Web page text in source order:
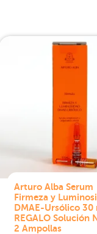
Arturo Alba Serum
Firmeza y
DMAE-Ursólico 30
REGALO Solución
2 Ampollas